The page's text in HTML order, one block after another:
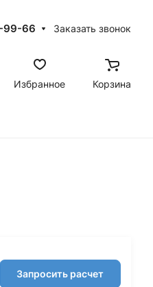
99-66 Заказать звонок
Избранное Корзина
Запросить расчет